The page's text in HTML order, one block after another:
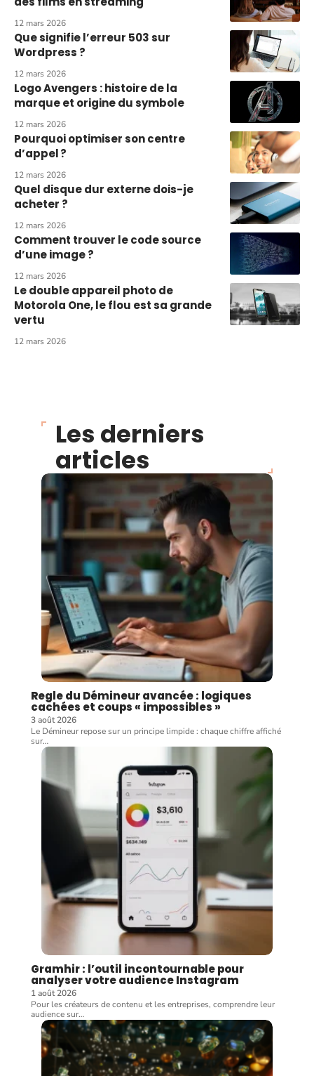
12 mars 2026
Que signifie l’erreur 503 sur
Wordpress ?
12 mars 2026
Logo Avengers : histoire de la
marque et origine du symbole
12 mars 2026
Pourquoi optimiser son centre
d’appel ?
12 mars 2026
Quel disque dur externe dois-je
acheter ?
12 mars 2026
Comment trouver le code source
d’une image ?
12 mars 2026
Le double appareil photo de
Motorola One, le flou est sa grande
vertu
12 mars 2026
Les derniers
articles
Regle du Démineur avancée : logiques
cachées et coups « impossibles »
3 août 2026
Le Démineur repose sur un principe limpide : chaque chiffre affiché
sur…
Gramhir : l’outil incontournable pour
analyser votre audience Instagram
1 août 2026
Pour les créateurs de contenu et les entreprises, comprendre leur
audience sur…